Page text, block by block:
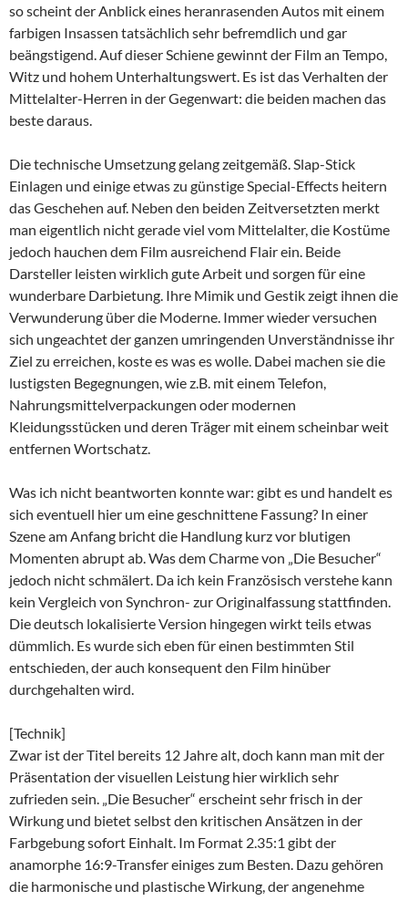
so scheint der Anblick eines heranrasenden Autos mit einem
farbigen Insassen tatsächlich sehr befremdlich und gar
beängstigend. Auf dieser Schiene gewinnt der Film an Tempo,
Witz und hohem Unterhaltungswert. Es ist das Verhalten der
Mittelalter-Herren in der Gegenwart: die beiden machen das
beste daraus.
Die technische Umsetzung gelang zeitgemäß. Slap-Stick
Einlagen und einige etwas zu günstige Special-Effects heitern
das Geschehen auf. Neben den beiden Zeitversetzten merkt
man eigentlich nicht gerade viel vom Mittelalter, die Kostüme
jedoch hauchen dem Film ausreichend Flair ein. Beide
Darsteller leisten wirklich gute Arbeit und sorgen für eine
wunderbare Darbietung. Ihre Mimik und Gestik zeigt ihnen die
Verwunderung über die Moderne. Immer wieder versuchen
sich ungeachtet der ganzen umringenden Unverständnisse ihr
Ziel zu erreichen, koste es was es wolle. Dabei machen sie die
lustigsten Begegnungen, wie z.B. mit einem Telefon,
Nahrungsmittelverpackungen oder modernen
Kleidungsstücken und deren Träger mit einem scheinbar weit
entfernen Wortschatz.
Was ich nicht beantworten konnte war: gibt es und handelt es
sich eventuell hier um eine geschnittene Fassung? In einer
Szene am Anfang bricht die Handlung kurz vor blutigen
Momenten abrupt ab. Was dem Charme von „Die Besucher“
jedoch nicht schmälert. Da ich kein Französisch verstehe kann
kein Vergleich von Synchron- zur Originalfassung stattfinden.
Die deutsch lokalisierte Version hingegen wirkt teils etwas
dümmlich. Es wurde sich eben für einen bestimmten Stil
entschieden, der auch konsequent den Film hinüber
durchgehalten wird.
[Technik]
Zwar ist der Titel bereits 12 Jahre alt, doch kann man mit der
Präsentation der visuellen Leistung hier wirklich sehr
zufrieden sein. „Die Besucher“ erscheint sehr frisch in der
Wirkung und bietet selbst den kritischen Ansätzen in der
Farbgebung sofort Einhalt. Im Format 2.35:1 gibt der
anamorphe 16:9-Transfer einiges zum Besten. Dazu gehören
die harmonische und plastische Wirkung, der angenehme